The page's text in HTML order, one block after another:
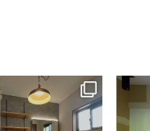
tomohouseinc
7月 13